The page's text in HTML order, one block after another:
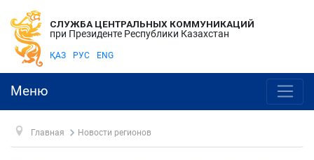
СЛУЖБА ЦЕНТРАЛЬНЫХ КОММУНИКАЦИЙ
при Президенте Республики Казахстан
ҚАЗ РУС ENG
Меню
Главная Новости регионов